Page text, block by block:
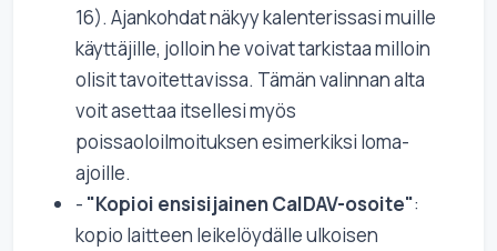
16). Ajankohdat näkyy kalenterissasi muille
käyttäjille, jolloin he voivat tarkistaa milloin
olisit tavoitettavissa. Tämän valinnan alta
voit asettaa itsellesi myös
poissaoloilmoituksen esimerkiksi loma-
ajoille.
- "Kopioi ensisijainen CalDAV-osoite":
kopio laitteen leikelöydälle ulkoisen